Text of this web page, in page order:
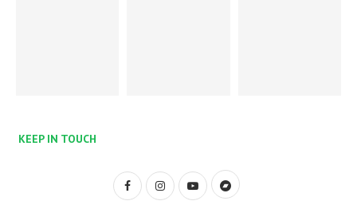
KEEP IN TOUCH